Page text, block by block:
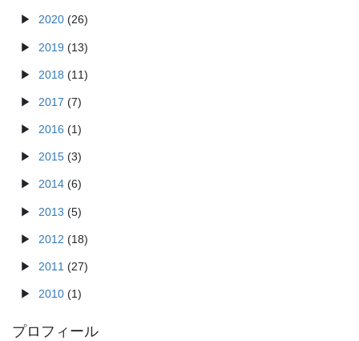
2020 (26)
2019 (13)
2018 (11)
2017 (7)
2016 (1)
2015 (3)
2014 (6)
2013 (5)
2012 (18)
2011 (27)
2010 (1)
プロフィール